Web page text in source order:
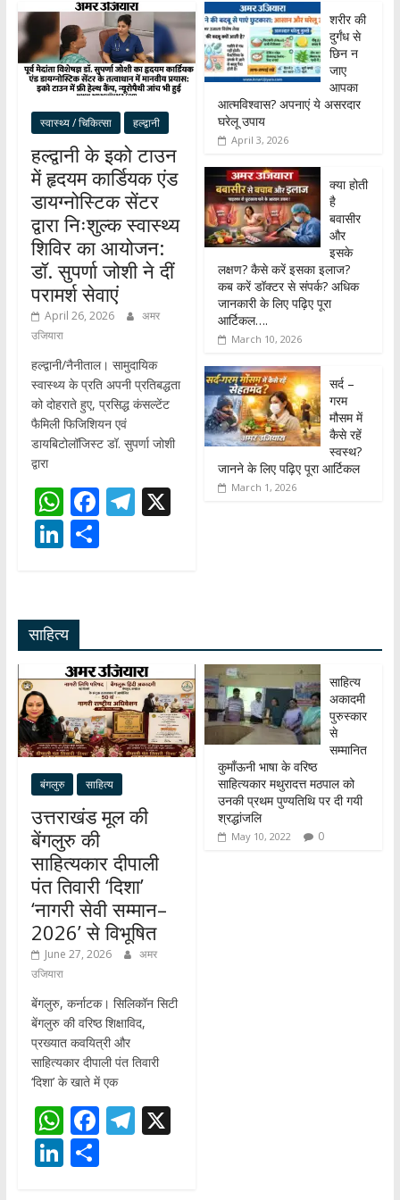
स्वास्थ्य / चिकित्सा हल्द्वानी
हल्द्वानी के इको टाउन
में हृदयम कार्डियक एंड
डायग्नोस्टिक सेंटर
द्वारा निःशुल्क स्वास्थ्य
शिविर का आयोजन:
डॉ. सुपर्णा जोशी ने दीं
परामर्श सेवाएं
April 26, 2026
अमर
उजियारा
हल्द्वानी/नैनीताल। सामुदायिक
स्वास्थ्य के प्रति अपनी प्रतिबद्धता
को दोहराते हुए, प्रसिद्ध कंसल्टेंट
फैमिली फिजिशियन एवं
डायबिटोलॉजिस्ट डॉ. सुपर्णा जोशी
द्वारा
W
h
at
A
p
p
F
ac
e
o
k
T
m
X
Li
e
dI
n
S
शरीर की
दुर्गंध से
छिन न
जाए
आपका
आत्मविश्वास? अपनाएं ये असरदार
घरेलू उपाय
April 3, 2026
क्या होती
है
बवासीर
और
इसके
लक्षण? कैसे करें इसका इलाज?
कब करें डॉक्टर से संपर्क? अधिक
जानकारी के लिए पढ़िए पूरा
आर्टिकल….
March 10, 2026
सर्द –
गरम
मौसम में
कैसे रहें
स्वस्थ?
जानने के लिए पढ़िए पूरा आर्टिकल
March 1, 2026
साहित्य
बंगलुरु साहित्य
उत्तराखंड मूल की
बेंगलुरु की
साहित्यकार दीपाली
पंत तिवारी ‘दिशा’
‘नागरी सेवी सम्मान–
2026’ से विभूषित
June 27, 2026
अमर
उजियारा
बेंगलुरु, कर्नाटक। सिलिकॉन सिटी
बेंगलुरु की वरिष्ठ शिक्षाविद,
प्रख्यात कवयित्री और
साहित्यकार दीपाली पंत तिवारी
‘दिशा’ के खाते में एक
W
h
at
F
ac
e
T X
Li S
साहित्य
अकादमी
पुरुस्कार
से
सम्मानित
कुमाँऊनी भाषा के वरिष्ठ
साहित्यकार मथुरादत्त मठपाल को
उनकी प्रथम पुण्यतिथि पर दी गयी
श्रद्धांजलि
May 10, 2022 0